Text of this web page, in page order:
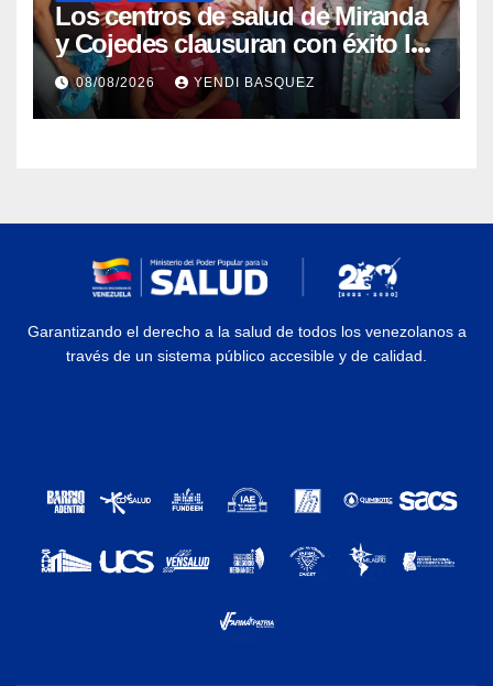
Los centros de salud de Miranda
y Cojedes clausuran con éxito la
Semana Mundial de la Lactancia
Materna
08/08/2026 YENDI BASQUEZ
Garantizando el derecho a la salud de todos los venezolanos a
través de un sistema público accesible y de calidad.